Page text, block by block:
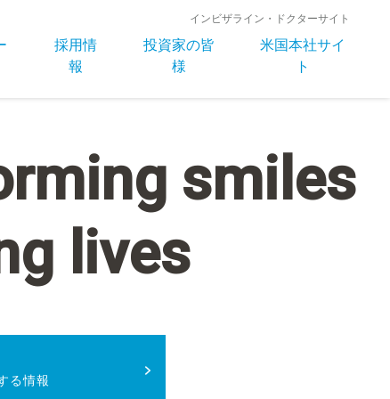
インビザライン・ドクターサイト
採用情
報
投資家の皆
様
米国本社サイ
ト
smiles
lives
る情報